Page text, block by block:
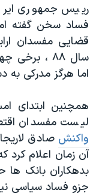
رییس جمهوری
فساد سخن گفته
قضایی مفسدان
سال ۸۸ ،
اما هرگز مدرکی به
همچنین ابتدای
لیست مفسدان
واکنش صادق
آن زمان اعلام کرد
بدهکاران بانک ها
جزو فساد سیاسی